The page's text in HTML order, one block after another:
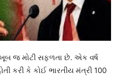
જ મોટી સફળતા છે. એક વર્ષ
કરી કે કોઈ ભારતીય મંત્રી 100